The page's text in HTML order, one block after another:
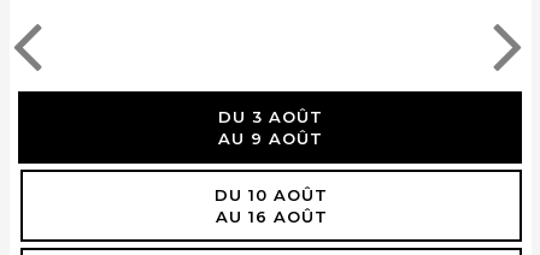
DU 3 AOÛT
AU 9 AOÛT
DU 10 AOÛT
AU 16 AOÛT